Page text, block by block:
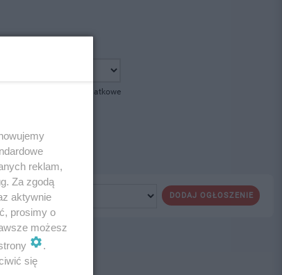
pokaż opcje dodatkowe
DODAJ OGŁOSZENIE
reklam,
Za zgodą
aktywnie
prosimy o
możesz
się